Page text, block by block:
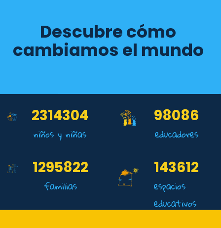
Descubre cómo
cambiamos el mundo
2314304
niños y niñas
98086
educadores
1295822
familias
143612
espacios
educativos